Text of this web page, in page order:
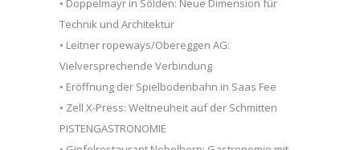
Technik und Architektur
• Leitner ropeways/Obereggen AG:
Vielversprechende Verbindung
• Eröffnung der Spielbodenbahn in Saas Fee
• Zell X-Press: Weltneuheit auf der Schmitten
PISTENGASTRONOMIE